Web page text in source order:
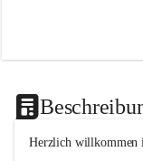
Herzlich willkommen